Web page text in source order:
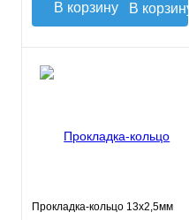
В корзину
Прокладка-кольцо 13х2,5мм